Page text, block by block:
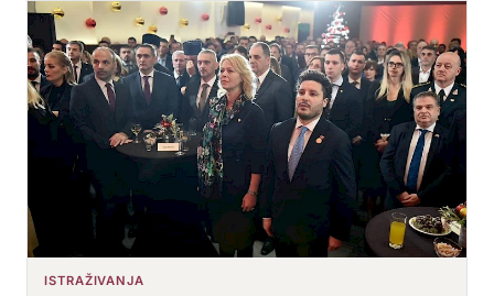
ISTRAŽIVANJA